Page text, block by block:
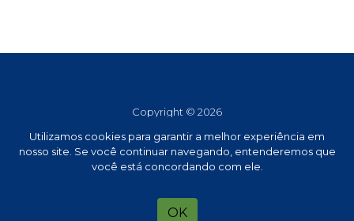
Copyright © 2026
EBRAMEV EDUCACAO LTDA
CNPJ 46.424.047/0001-83
Utilizamos cookies para garantir a melhor experiência em
nosso site. Se você continuar navegando, entenderemos que
você está concordando com ele.
OK